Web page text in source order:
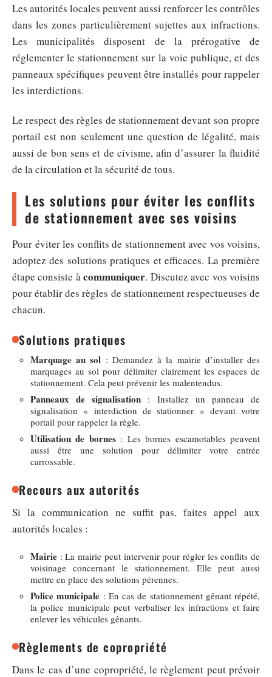
Les autorités locales peuvent aussi renforcer les contrôles
dans les zones particulièrement sujettes aux infractions.
Les municipalités disposent de la prérogative de
réglementer le stationnement sur la voie publique, et des
panneaux spécifiques peuvent être installés pour rappeler
les interdictions.
Le respect des règles de stationnement devant son propre
portail est non seulement une question de légalité, mais
aussi de bon sens et de civisme, afin d’assurer la fluidité
de la circulation et la sécurité de tous.
Les solutions pour éviter les conflits
de stationnement avec ses voisins
Pour éviter les conflits de stationnement avec vos voisins,
adoptez des solutions pratiques et efficaces. La première
étape consiste àcommuniquer. Discutez avec vos voisins
pour établir des règles de stationnement respectueuses de
chacun.
Solutions pratiques
Marquage au sol : Demandez à la mairie d’installer des
marquages au sol pour délimiter clairement les espaces de
stationnement. Cela peut prévenir les malentendus.
Panneaux de signalisation : Installez un panneau de
signalisation « interdiction de stationner » devant votre
portail pour rappeler la règle.
Utilisation de bornes: Les bornes escamotables peuvent
aussi être une solution pour délimiter votre entrée
carrossable.
Recours aux autorités
Si la communication ne suffit pas, faites appel aux
autorités locales :
Mairie : La mairie peut intervenir pour régler les conflits de
voisinage concernant le stationnement. Elle peut aussi
mettre en place des solutions pérennes.
Police municipale : En cas de stationnement gênant répété,
la police municipale peut verbaliser les infractions et faire
enlever les véhicules gênants.
Règlements de copropriété
Dans le cas d’une copropriété, le règlement peut prévoir